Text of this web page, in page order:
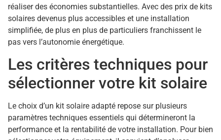
réaliser des économies substantielles. Avec des prix de kits
solaires devenus plus accessibles et une installation
simplifiée, de plus en plus de particuliers franchissent le
pas vers l’autonomie énergétique.
Les critères techniques pour
sélectionner votre kit solaire
Le choix d’un kit solaire adapté repose sur plusieurs
paramètres techniques essentiels qui détermineront la
performance et la rentabilité de votre installation. Pour bien